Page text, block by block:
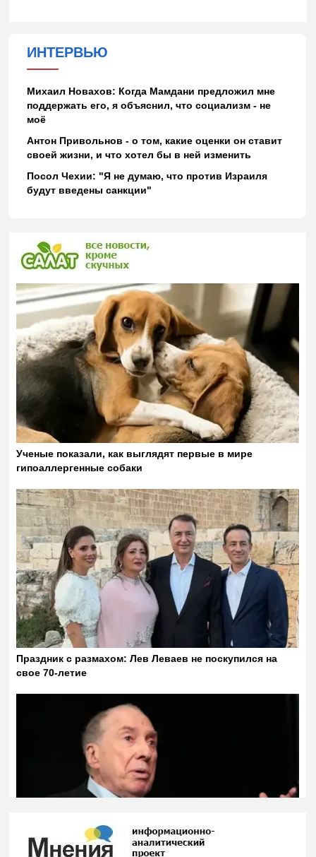
ИНТЕРВЬЮ
Михаил Новахов: Когда Мамдани предложил мне
поддержать его, я объяснил, что социализм - не
моё
Антон Привольнов - о том, какие оценки он ставит
своей жизни, и что хотел бы в ней изменить
Посол Чехии: "Я не думаю, что против Израиля
будут введены санкции"